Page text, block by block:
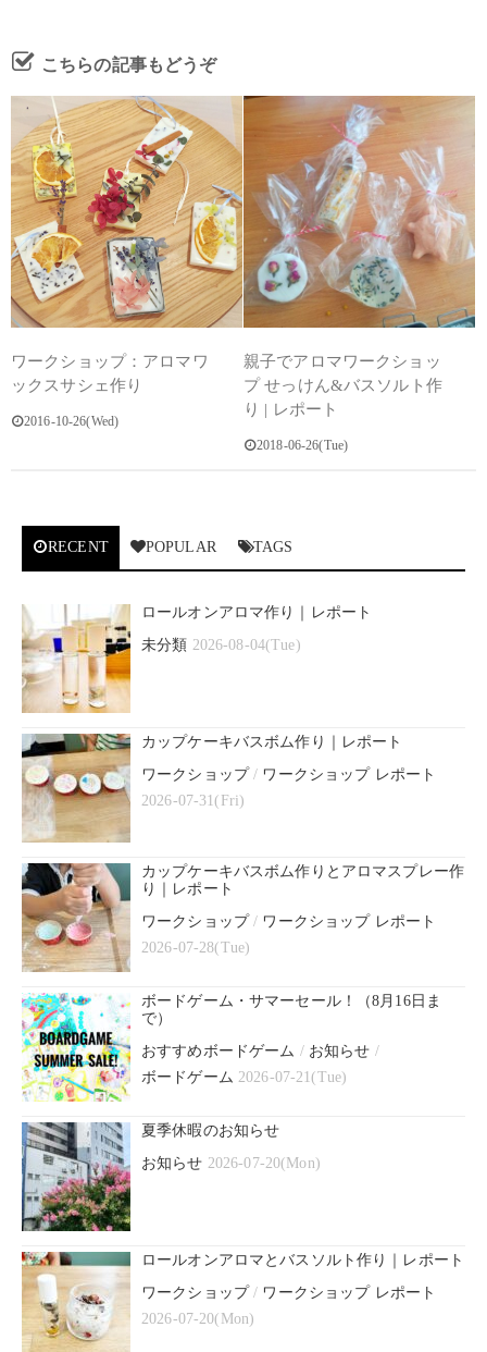
こちらの記事もどうぞ
ワークショップ：アロマワ
ックスサシェ作り
2016-10-26(Wed)
親子でアロマワークショッ
プ せっけん&バスソルト作
り | レポート
2018-06-26(Tue)
RECENT POPULAR TAGS
ロールオンアロマ作り｜レポート
未分類 2026-08-04(Tue)
カップケーキバスボム作り｜レポート
ワークショップ/ ワークショップ レポート
2026-07-31(Fri)
カップケーキバスボム作りとアロマスプレー作
り｜レポート
ワークショップ/ ワークショップ レポート
2026-07-28(Tue)
ボードゲーム・サマーセール！（8月16日ま
で）
おすすめボードゲーム / お知らせ /
ボードゲーム 2026-07-21(Tue)
夏季休暇のお知らせ
お知らせ 2026-07-20(Mon)
ロールオンアロマとバスソルト作り｜レポート
ワークショップ/ ワークショップ レポート
2026-07-20(Mon)